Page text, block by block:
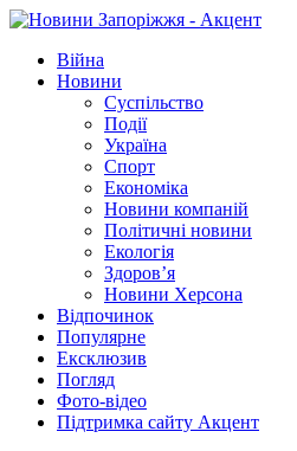
Війна
Новини
Суспільство
Події
Україна
Спорт
Економіка
Новини компаній
Політичні новини
Екологія
Здоров’я
Новини Херсона
Відпочинок
Популярне
Ексклюзив
Погляд
Фото-відео
Підтримка сайту Акцент